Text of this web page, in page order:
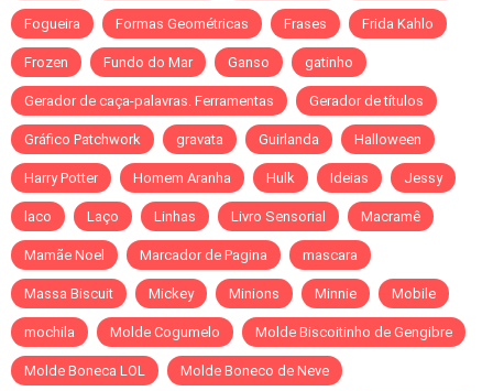
Fogueira Formas Geométricas Frases Frida Kahlo
Frozen Fundo do Mar Ganso gatinho
Gerador de caça-palavras. Ferramentas Gerador de títulos
Gráfico Patchwork gravata Guirlanda Halloween
Harry Potter Homem Aranha Hulk Ideias Jessy
laco Laço Linhas Livro Sensorial Macramê
Mamãe Noel Marcador de Pagina mascara
Massa Biscuit Mickey Minions Minnie Mobile
mochila Molde Cogumelo Molde Biscoitinho de Gengibre
Molde Boneca LOL Molde Boneco de Neve